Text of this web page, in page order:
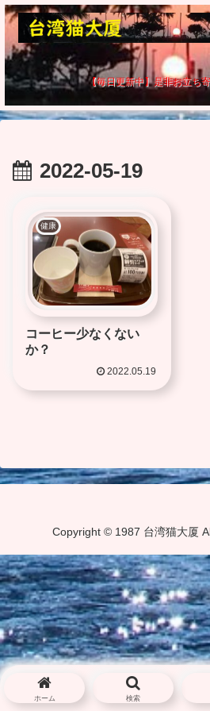
【毎日更新中】是非お立ち
2022-05-19
健康
コーヒー少なくない
か？
2022.05.19
Copyright © 1987 台湾猫大厦
ホーム 検索